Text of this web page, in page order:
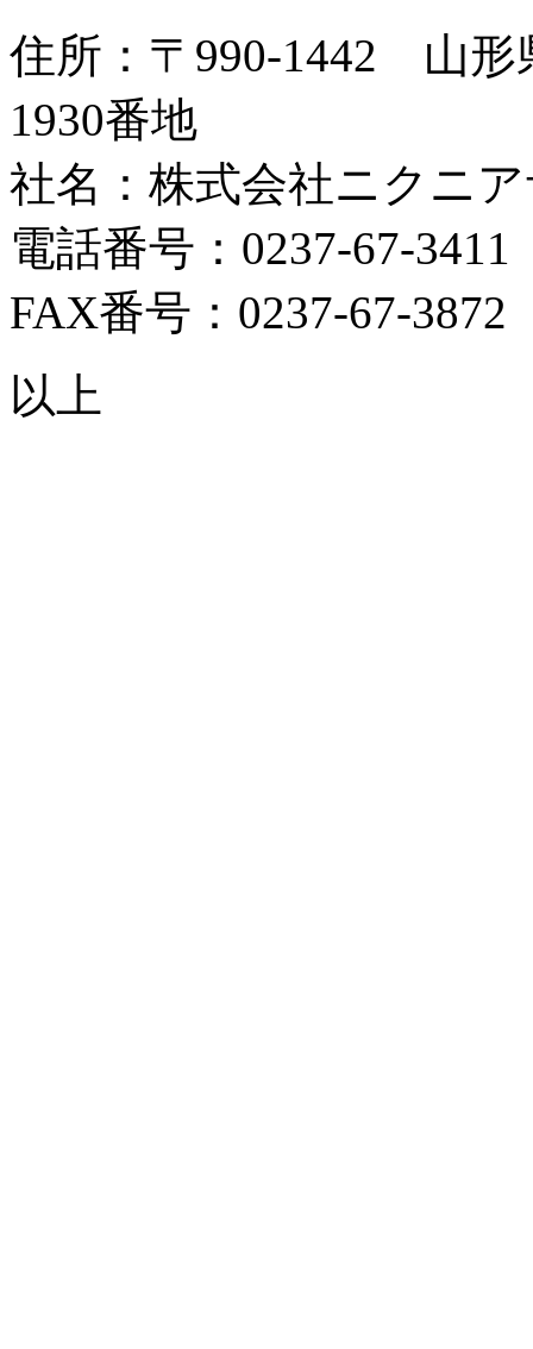
住所：〒990-1442 山形
1930番地
社名：株式会社ニクニ
電話番号：0237-67-3411
FAX番号：0237-67-3872
以上